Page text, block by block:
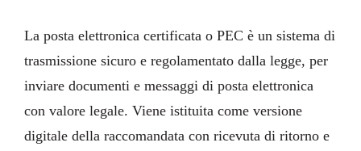
La posta elettronica certificata o PEC è un sistema di
trasmissione sicuro e regolamentato dalla legge, per
inviare documenti e messaggi di posta elettronica
con valore legale. Viene istituita come versione
digitale della raccomandata con ricevuta di ritorno e